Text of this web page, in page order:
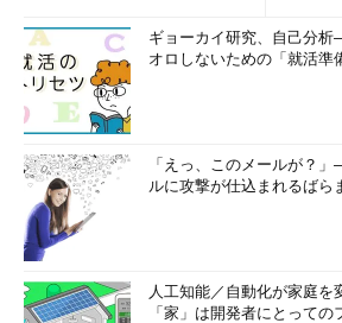
ギョーカイ研究、自己分
オロしないための「就活準
「えっ、このメールが？
ルに攻撃が仕込まれるばら
人工知能／自動化が家庭
「家」は開発者にとって